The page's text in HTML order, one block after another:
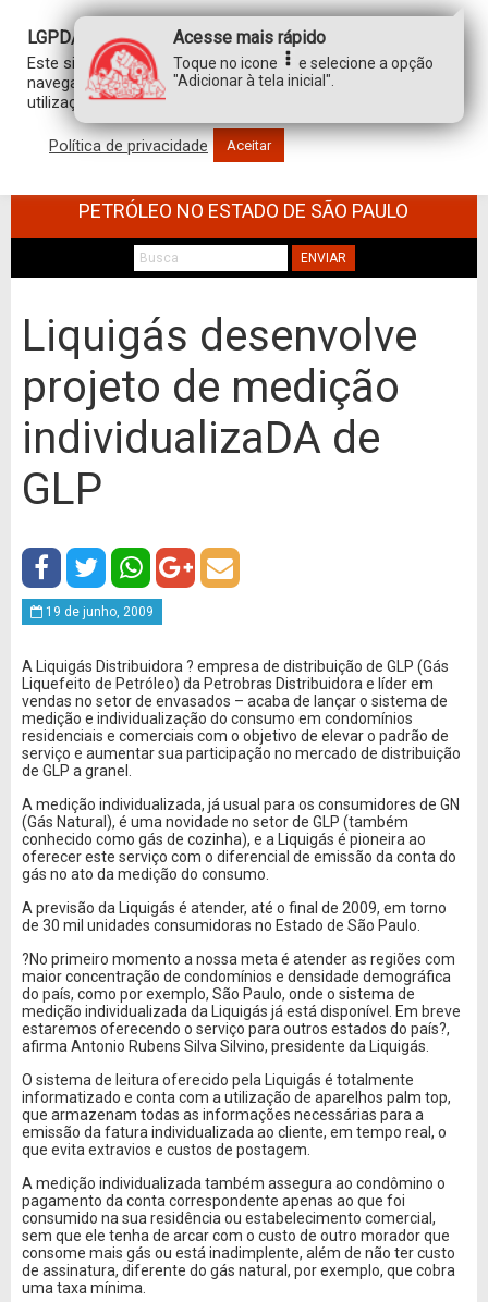
SINDICATO DOS TRABALHADORES NO
PETRÓLEO NO ESTADO DE SÃO PAULO
ENVIAR
Liquigás desenvolve
projeto de medição
individualizaDA de
GLP
19 de junho, 2009
A Liquigás Distribuidora ? empresa de distribuição de GLP (Gás
Liquefeito de Petróleo) da Petrobras Distribuidora e líder em
vendas no setor de envasados – acaba de lançar o sistema de
medição e individualização do consumo em condomínios
residenciais e comerciais com o objetivo de elevar o padrão de
serviço e aumentar sua participação no mercado de distribuição
de GLP a granel.
A medição individualizada, já usual para os consumidores de GN
(Gás Natural), é uma novidade no setor de GLP (também
conhecido como gás de cozinha), e a Liquigás é pioneira ao
oferecer este serviço com o diferencial de emissão da conta do
gás no ato da medição do consumo.
A previsão da Liquigás é atender, até o final de 2009, em torno
de 30 mil unidades consumidoras no Estado de São Paulo.
?No primeiro momento a nossa meta é atender as regiões com
maior concentração de condomínios e densidade demográfica
do país, como por exemplo, São Paulo, onde o sistema de
medição individualizada da Liquigás já está disponível. Em breve
estaremos oferecendo o serviço para outros estados do país?,
afirma Antonio Rubens Silva Silvino, presidente da Liquigás.
O sistema de leitura oferecido pela Liquigás é totalmente
informatizado e conta com a utilização de aparelhos palm top,
que armazenam todas as informações necessárias para a
emissão da fatura individualizada ao cliente, em tempo real, o
que evita extravios e custos de postagem.
A medição individualizada também assegura ao condômino o
pagamento da conta correspondente apenas ao que foi
consumido na sua residência ou estabelecimento comercial,
sem que ele tenha de arcar com o custo de outro morador que
consome mais gás ou está inadimplente, além de não ter custo
de assinatura, diferente do gás natural, por exemplo, que cobra
uma taxa mínima.
LGPD/GDPR
Este site usa cookies para personalizar sua experiência de
navegação. Ao clicar em “aceitar”, você concorda com a
utilização de TODOS os cookies.
Política de privacidade Aceitar
Acesse mais rápido
Toque no icone
e selecione a opção
"Adicionar à tela inicial".